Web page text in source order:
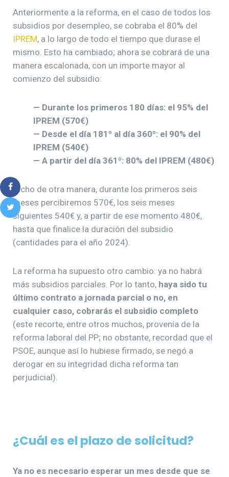
Anteriormente a la reforma, en el caso de todos los
subsidios por desempleo, se cobraba el 80% del
IPREM, a lo largo de todo el tiempo que durase el
mismo. Esto ha cambiado; ahora se cobrará de una
manera escalonada, con un importe mayor al
comienzo del subsidio:
— Durante los primeros 180 días: el 95% del
IPREM (570€)
— Desde el día 181º al día 360º: el 90% del
IPREM (540€)
— A partir del día 361º: 80% del IPREM (480€)
Dicho de otra manera, durante los primeros seis
meses percibiremos 570€, los seis meses
siguientes 540€ y, a partir de ese momento 480€,
hasta que finalice la duración del subsidio
(cantidades para el año 2024).
La reforma ha supuesto otro cambio: ya no habrá
más subsidios parciales. Por lo tanto, haya sido tu
último contrato a jornada parcial o no, en
cualquier caso, cobrarás el subsidio completo
(este recorte, entre otros muchos, provenía de la
reforma laboral del PP; no obstante, recordad que el
PSOE, aunque así lo hubiese firmado, se negó a
derogar en su integridad dicha reforma tan
perjudicial).
¿Cuál es el plazo de solicitud?
Ya no es necesario esperar un mes desde que se